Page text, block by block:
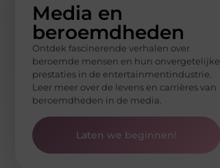
Media en
beroemdheden
Ontdek fascinerende verhalen over
beroemde mensen en hun onvergetelijke
prestaties in de entertainmentindustrie.
Leer meer over de levens en carrières van
beroemdheden in de media.
Laten we beginnen!